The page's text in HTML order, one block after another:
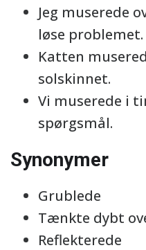
Jeg muserede
løse problemet.
Katten
solskinnet.
Vi muserede i
spørgsmål.
Synonymer
Grublede
Tænkte dybt
Reflekterede